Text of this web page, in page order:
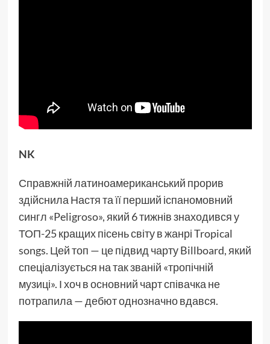
NK
Справжній латиноамериканський прорив
здійснила Настя та її перший іспаномовний
сингл «Peligroso», який 6 тижнів знаходився у
ТОП-25 кращих пісень світу в жанрі Tropical
songs. Цей топ — це підвид чарту Billboard, який
спеціалізується на так званій «тропічній
музиці». І хоч в основний чарт співачка не
потрапила — дебют однозначно вдався.